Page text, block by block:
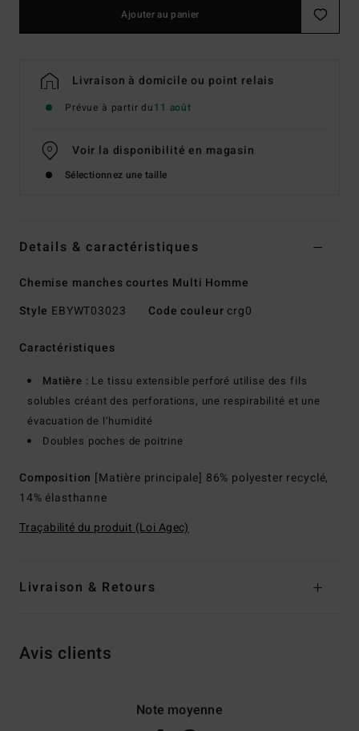
Ajouter au panier
Livraison à domicile ou point relais
Prévue à partir du11 août
Voir la disponibilité en magasin
Sélectionnez une taille
Details & caractéristiques
Chemise manches courtes Multi Homme
Style EBYWT03023 Code couleur crg0
Caractéristiques
Matière : Le tissu extensible perforé utilise des fils
solubles créant des perforations, une respirabilité et une
évacuation de l’humidité
Doubles poches de poitrine
Composition [Matière principale] 86% polyester recyclé,
14% élasthanne
Traçabilité du produit (Loi Agec)
Livraison & Retours
Avis clients
Note moyenne